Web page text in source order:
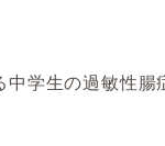
中学生の過敏性腸